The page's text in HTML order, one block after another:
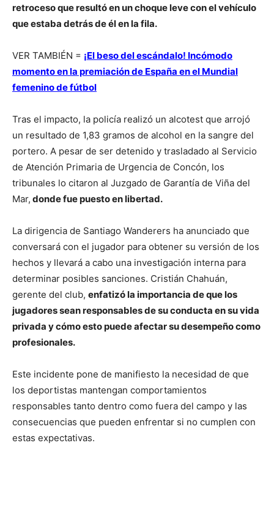
retroceso que resultó en un choque leve con el vehículo
que estaba detrás de él en la fila.
VER TAMBIÉN = ¡El beso del escándalo! Incómodo
momento en la premiación de España en el Mundial
femenino de fútbol
Tras el impacto, la policía realizó un alcotest que arrojó
un resultado de 1,83 gramos de alcohol en la sangre del
portero. A pesar de ser detenido y trasladado al Servicio
de Atención Primaria de Urgencia de Concón, los
tribunales lo citaron al Juzgado de Garantía de Viña del
Mar, donde fue puesto en libertad.
La dirigencia de Santiago Wanderers ha anunciado que
conversará con el jugador para obtener su versión de los
hechos y llevará a cabo una investigación interna para
determinar posibles sanciones. Cristián Chahuán,
gerente del club, enfatizó la importancia de que los
jugadores sean responsables de su conducta en su vida
privada y cómo esto puede afectar su desempeño como
profesionales.
Este incidente pone de manifiesto la necesidad de que
los deportistas mantengan comportamientos
responsables tanto dentro como fuera del campo y las
consecuencias que pueden enfrentar si no cumplen con
estas expectativas.